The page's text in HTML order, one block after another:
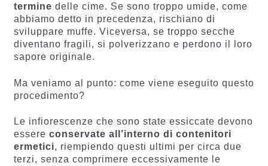
termine delle cime. Se sono troppo umide, come
abbiamo detto in precedenza, rischiano di
sviluppare muffe. Viceversa, se troppo secche
diventano fragili, si polverizzano e perdono il loro
sapore originale.
Ma veniamo al punto: come viene eseguito questo
procedimento?
Le infiorescenze che sono state essiccate devono
essere conservate all’interno di contenitori
ermetici, riempiendo questi ultimi per circa due
terzi, senza comprimere eccessivamente le